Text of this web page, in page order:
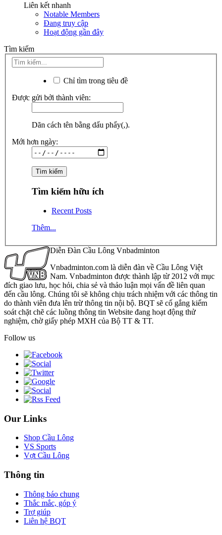
Liên kết nhanh
Notable Members
Đang truy cập
Hoạt động gần đây
Tìm kiếm
Chỉ tìm trong tiêu đề
Được gửi bởi thành viên:
Dãn cách tên bằng dấu phẩy(,).
Mới hơn ngày:
Tìm kiếm hữu ích
Recent Posts
Thêm...
Diễn Đàn Cầu Lông Vnbadminton
Vnbadminton.com là diễn đàn về Cầu Lông Việt
Nam. Vnbadminton được thành lập từ 2012 với mục
đích giao lưu, học hỏi, chia sẻ và thảo luận mọi vấn đề liên quan
đến cầu lông. Chúng tôi sẽ không chịu trách nhiệm với các thông tin
do thành viên đưa lên trừ thông tin nội bộ. BQT sẽ cố gắng kiểm
soát chặt chẽ các luồng thông tin Website đang hoạt động thử
nghiệm, chờ giấy phép MXH của Bộ TT & TT.
Follow us
Our Links
Shop Cầu Lông
VS Sports
Vợt Cầu Lông
Thông tin
Thông báo chung
Thắc mắc, góp ý
Trợ giúp
Liên hệ BQT